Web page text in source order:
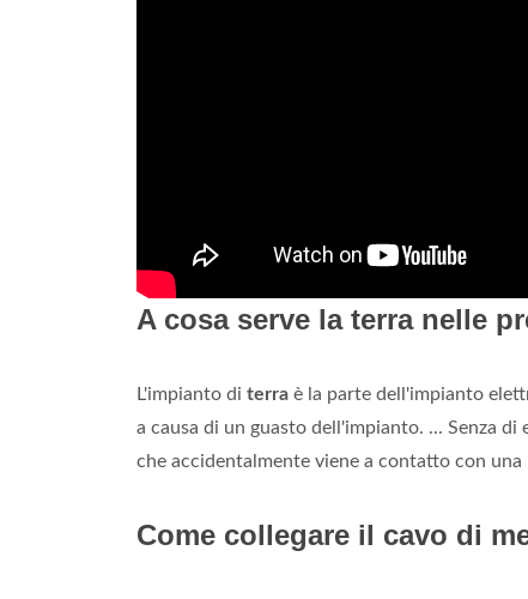
A cosa serve la terra nelle
L'impianto di terra è la parte dell'impianto
a causa di un guasto dell'impianto. ... Senza
che accidentalmente viene a contatto con
Come collegare il cavo di